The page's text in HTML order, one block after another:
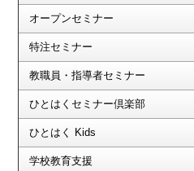
オープンセミナー
特注セミナー
教職員・指導者セミナー
ひとはくセミナー倶楽部
ひとはく Kids
学校教育支援